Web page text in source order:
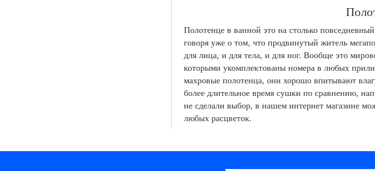
Полотенце в ванной это на столько
говоря уже о том, что продвинутый житель
для лица, и для тела, и для ног. Вообще это
которыми укомплектованы номера в любых
махровые полотенца, они хорошо впитывают
более длительное время сушки по сравнению,
не сделали выбор, в нашем интернет магазине
любых расцветок.